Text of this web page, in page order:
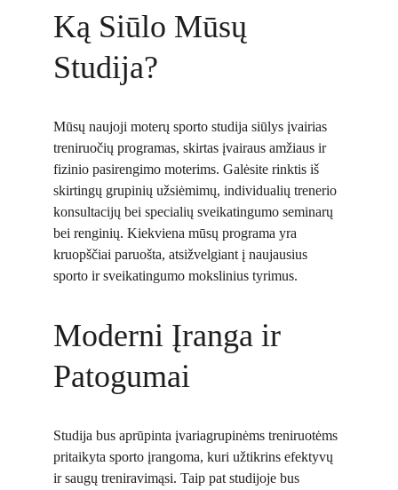
Ką Siūlo Mūsų
Studija?
Mūsų naujoji moterų sporto studija siūlys įvairias
treniruočių programas, skirtas įvairaus amžiaus ir
fizinio pasirengimo moterims. Galėsite rinktis iš
skirtingų grupinių užsiėmimų, individualių trenerio
konsultacijų bei specialių sveikatingumo seminarų
bei renginių. Kiekviena mūsų programa yra
kruopščiai paruošta, atsižvelgiant į naujausius
sporto ir sveikatingumo mokslinius tyrimus.
Moderni Įranga ir
Patogumai
Studija bus aprūpinta įvariagrupinėms treniruotėms
pritaikyta sporto įrangoma, kuri užtikrins efektyvų
ir saugų treniravimąsi. Taip pat studijoje bus